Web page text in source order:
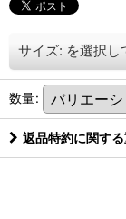
サイズ: を選択し
数量:
返品特約に関す